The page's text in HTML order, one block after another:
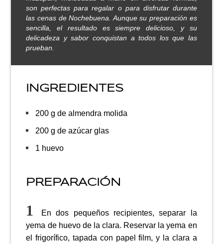
son perfectas para regalar o para disfrutar durante
las cenas de Nochebuena. Aunque su preparación es
sencilla, el resultado es siempre delicioso, y su
delicadeza y sabor conquistan a todos los que las
prueban.
INGREDIENTES
200 g de almendra molida
200 g de azúcar glas
1 huevo
PREPARACIÓN
En dos pequeños recipientes, separar la
yema de huevo de la clara. Reservar la yema en
el frigorífico, tapada con papel film, y la clara a